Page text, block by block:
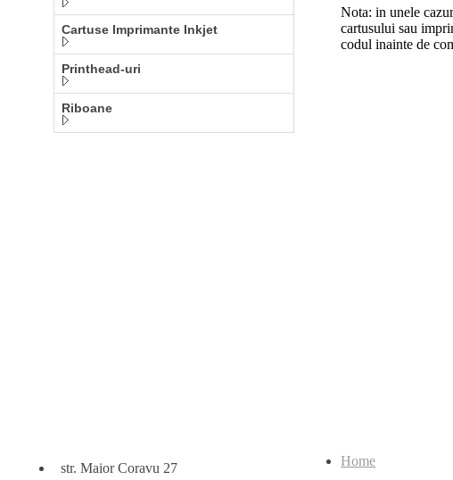
Cartuse Imprimante Inkjet
Printhead-uri
Riboane
Nota: in unele
cartusului sau
codul inainte de
str. Maior Coravu 27 Home